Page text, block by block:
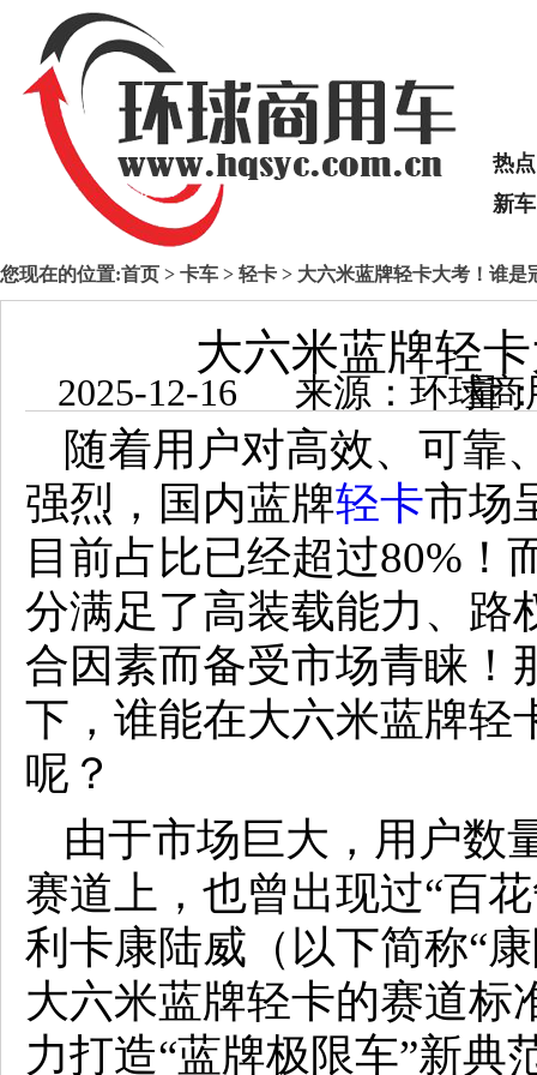
热点
新车
您现在的位置:首页 > 卡车 > 轻卡 > 大六米蓝牌轻卡大考！谁是
大六米蓝牌轻
2025-12-16 来源：环
随着用户对高效、可靠
强烈，国内蓝牌轻卡市场
目前占比已经超过80%！
分满足了高装载能力、路
合因素而备受市场青睐！
下，谁能在大六米蓝牌轻
呢？
由于市场巨大，用户数
赛道上，也曾出现过“百
利卡康陆威（以下简称“
大六米蓝牌轻卡的赛道标
力打造“蓝牌极限车”新典